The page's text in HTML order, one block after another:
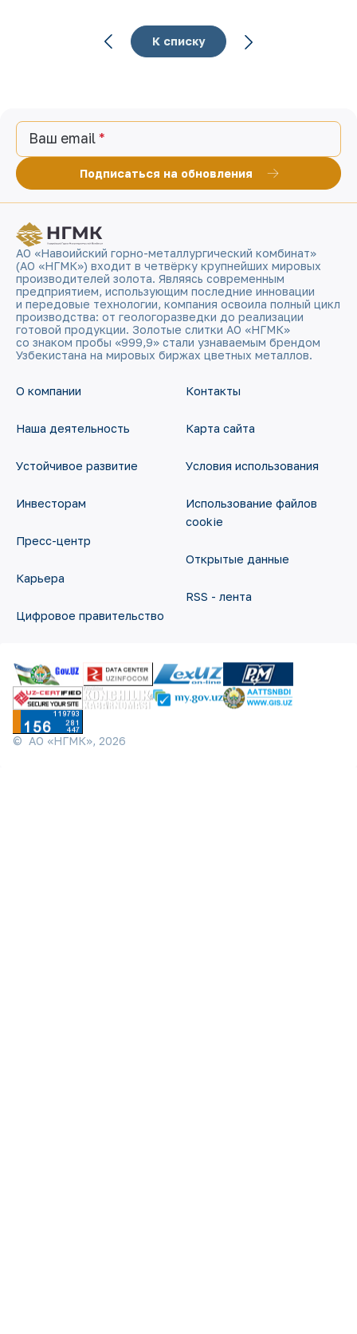
К списку
Ваш email
Подписаться на обновления
АО «Навоийский горно-металлургический комбинат»
(АО «НГМК») входит в четвёрку крупнейших мировых
производителей золота. Являясь современным
предприятием, использующим последние инновации
и передовые технологии, компания освоила полный цикл
производства: от геологоразведки до реализации
готовой продукции. Золотые слитки АО «НГМК»
со знаком пробы «999,9» стали узнаваемым брендом
Узбекистана на мировых биржах цветных металлов.
О компании
Наша деятельность
Устойчивое развитие
Инвесторам
Пресс-центр
Карьера
Цифровое правительство
Контакты
Карта сайта
Условия использования
Использование файлов
cookie
Открытые данные
RSS - лента
© АО «НГМК»,2026